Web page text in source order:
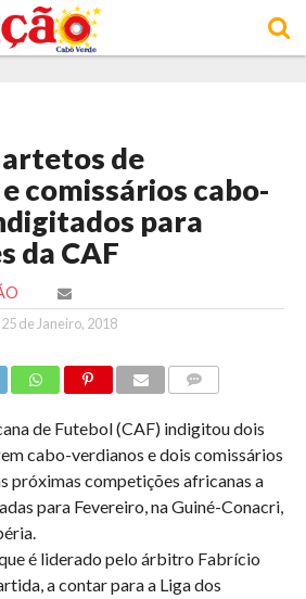
de
comissários cabo-
para
da CAF
25 de Janeiro, 2018
de Futebol (CAF) indigitou dois
cabo-verdianos e dois comissários
próximas competições africanas a
para Fevereiro, na Guiné-Conacri,
é liderado pelo árbitro Fabrício
a contar para a Liga dos